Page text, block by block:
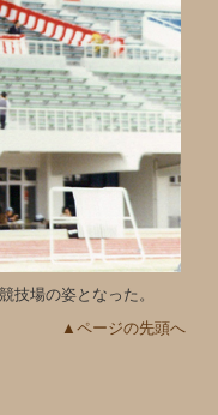
技場の姿となった。
▲ページの先頭へ